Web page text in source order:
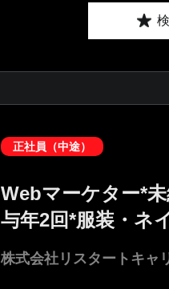
正社員（中途）
Webマーケター*
与年2回*服装・ネ
株式会社リスタートキャ